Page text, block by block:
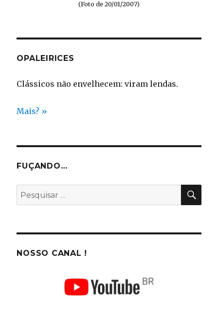
(Foto de 20/01/2007)
OPALEIRICES
Clássicos não envelhecem: viram lendas.
Mais? »
FUÇANDO…
Pesquisar
por:
NOSSO CANAL !